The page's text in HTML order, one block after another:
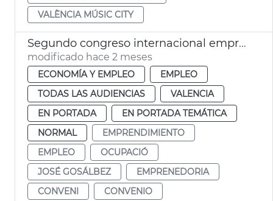
VALÈNCIA MÚSIC CITY
Segundo congreso internacional emprendimiento València
modificado hace 2 meses
ECONOMÍA Y EMPLEO
EMPLEO
TODAS LAS AUDIENCIAS
VALENCIA
EN PORTADA
EN PORTADA TEMÁTICA
NORMAL
EMPRENDIMIENTO
EMPLEO
OCUPACIÓ
JOSÉ GOSÁLBEZ
EMPRENEDORIA
CONVENI
CONVENIO